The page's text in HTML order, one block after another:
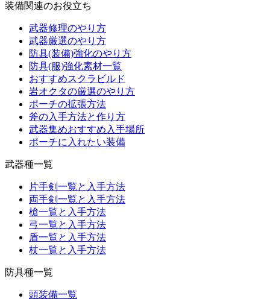
装備関連のお役立ち
武器修理のやり方
武器厳選のやり方
防具(装備)強化のやり方
防具(服)強化素材一覧
おすすめスクラビルド
岩オクタの厳選のやり方
ポーチの拡張方法
斧の入手方法と作り方
武器集めおすすめ入手場所
ポーチに入れたい装備
武器種一覧
片手剣一覧と入手方法
両手剣一覧と入手方法
槍一覧と入手方法
弓一覧と入手方法
盾一覧と入手方法
杖一覧と入手方法
防具種一覧
頭装備一覧